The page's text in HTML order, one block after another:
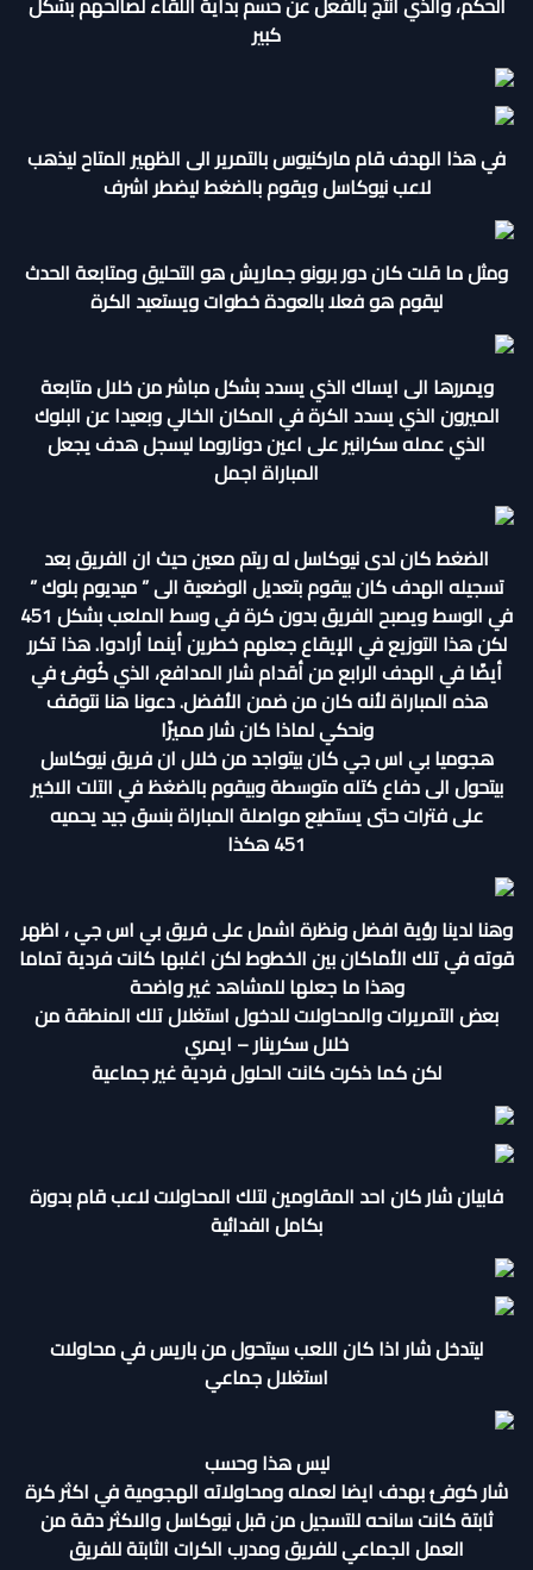
كبير
في هذا الهدف قام ماركنيوس بالتمرير الى الظهير المتاح ليذهب
لاعب نيوكاسل ويقوم بالضغط ليضطر اشرف
ومثل ما قلت كان دور برونو جماريش هو التحليق ومتابعة الحدث
ليقوم هو فعلا بالعودة خطوات ويستعيد الكرة
ويمررها الى ايساك الذي يسدد بشكل مباشر من خلال متابعة
الميرون الذي يسدد الكرة في المكان الخالي وبعيدا عن البلوك
الذي عمله سكرانير على اعين دوناروما ليسجل هدف يجعل
المباراة اجمل
الضغط كان لدى نيوكاسل له ريتم معين حيث ان الفريق بعد
تسجيله الهدف كان بيقوم بتعديل الوضعية الى ” ميديوم بلوك ”
في الوسط ويصبح الفريق بدون كرة في وسط الملعب بشكل 451
لكن هذا التوزيع في الإيقاع جعلهم خطرين أينما أرادوا. هذا تكرر
أيضًا في الهدف الرابع من أقدام شار المدافع، الذي كُوفئ في
هذه المباراة لأنه كان من ضمن الأفضل. دعونا هنا نتوقف
ونحكي لماذا كان شار مميزًا
هجوميا بي اس جي كان بيتواجد من خلال ان فريق نيوكاسل
بيتحول الى دفاع كتله متوسطة وبيقوم بالضغظ في التلت الاخير
على فترات حتى يستطيع مواصلة المباراة بنسق جيد يحميه
451 هكذا
وهنا لدينا رؤية افضل ونظرة اشمل على فريق بي اس جي ، اظهر
قوته في تلك الأماكان بين الخطوط لكن اغلبها كانت فردية تماما
وهذا ما جعلها للمشاهد غير واضحة
بعض التمريرات والمحاولات للدخول استغلال تلك المنطقة من
خلال سكرينار – ايمري
لكن كما ذكرت كانت الحلول فردية غير جماعية
فابيان شار كان احد المقاومين لتلك المحاولات لاعب قام بدورة
بكامل الفدائية
ليتدخل شار اذا كان اللعب سيتحول من باريس في محاولات
استغلال جماعي
ليس هذا وحسب
شار كوفئ بهدف ايضا لعمله ومحاولاته الهجومية في اكثر كرة
ثابتة كانت سانحه للتسجيل من قبل نيوكاسل والاكثر دقة من
العمل الجماعي للفريق ومدرب الكرات الثابتة للفريق